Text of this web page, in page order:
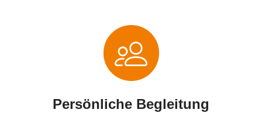
Persönliche Begleitung